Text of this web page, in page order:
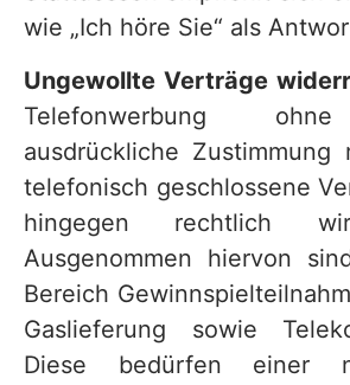
wie „Ich höre Sie“ als
Ungewollte Verträge
Telefonwerbung
ausdrückliche Zustimmung
telefonisch geschlossene
hingegen rechtlich
Ausgenommen hiervon
Bereich
Gaslieferung sowie
Diese bedürfen einer